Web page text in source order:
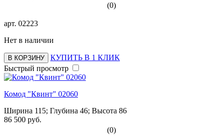
(0)
арт. 02223
Нет в наличии
В КОРЗИНУ
КУПИТЬ В 1 КЛИК
Быстрый просмотр
Комод "Квинт" 02060
Ширина 115; Глубина 46; Высота 86
86 500 руб.
(0)